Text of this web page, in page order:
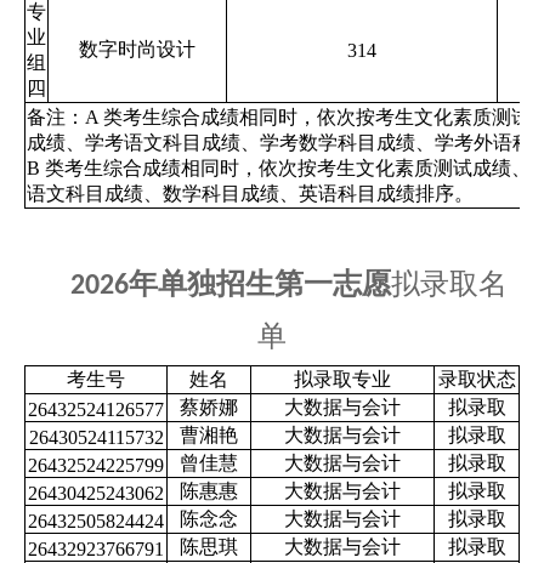
专
业
组
四
数字时尚设计 314
备注：A 类考生综合成绩相同时，依次按考生文化素质测试
成绩、学考语文科目成绩、学考数学科目成绩、学考外语科
B 类考生综合成绩相同时，依次按考生文化素质测试成绩、
语文科目成绩、数学科目成绩、英语科目成绩排序。
2026年单独招生第一志愿拟录取名
单
考生号 姓名 拟录取专业
录取状态
26432524126577
蔡娇娜 大数据与会计
拟录取
26430524115732
曹湘艳 大数据与会计
拟录取
26432524225799
曾佳慧 大数据与会计
拟录取
26430425243062
陈惠惠 大数据与会计
拟录取
26432505824424
陈念念 大数据与会计
拟录取
26432923766791
陈思琪 大数据与会计
拟录取